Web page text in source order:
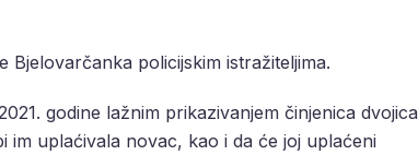
Bjelovarčanka policijskim istražiteljima.
godine lažnim prikazivanjem činjenica dvojica
uplaćivala novac, kao i da će joj uplaćeni